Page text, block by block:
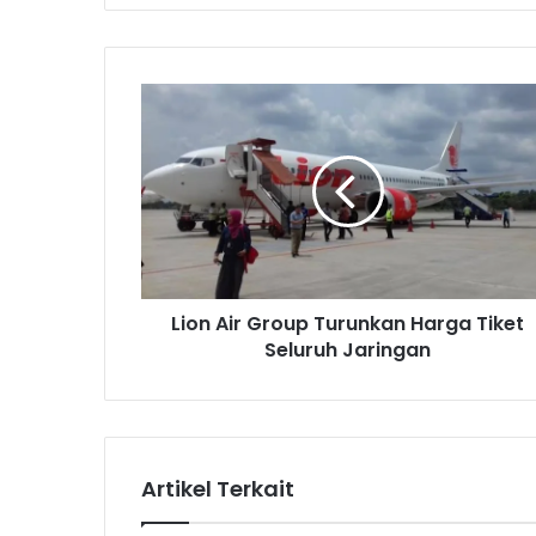
n
A
G
r
T
n
k
Lion Air Group Turunkan Harga Tiket
Seluruh Jaringan
Artikel Terkait